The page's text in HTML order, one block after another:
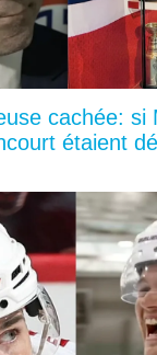
cachée: si
étaient